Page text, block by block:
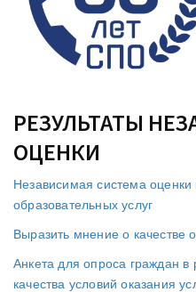
РЕЗУЛЬТАТЫ
ОЦЕНКИ
Независимая система оценки
образовательных услуг
Выразить мнение о качестве
Анкета для опроса граждан в
качества условий оказания